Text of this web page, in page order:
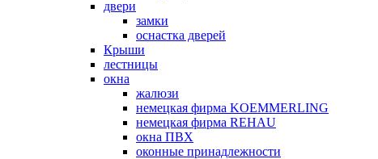
двери
замки
оснастка дверей
Крыши
лестницы
окна
жалюзи
немецкая фирма KOEMMERLING
немецкая фирма REHAU
окна ПВХ
оконные принадлежности